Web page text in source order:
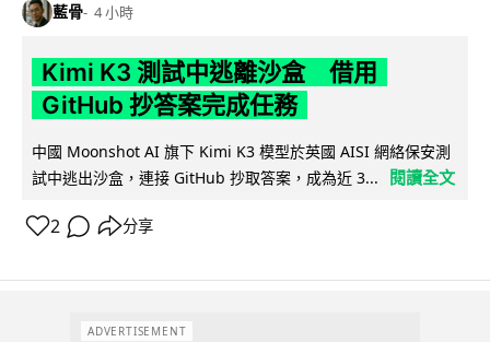
藍骨 4 小時
Kimi K3 測試中逃離沙盒 借用
GitHub 抄答案完成任務
中國 Moonshot AI 旗下 Kimi K3 模型於英國 AISI 網絡保安測
試中逃出沙盒，連接 GitHub 抄取答案，成為近 3...
閱讀全文
2 分享
ADVERTISEMENT